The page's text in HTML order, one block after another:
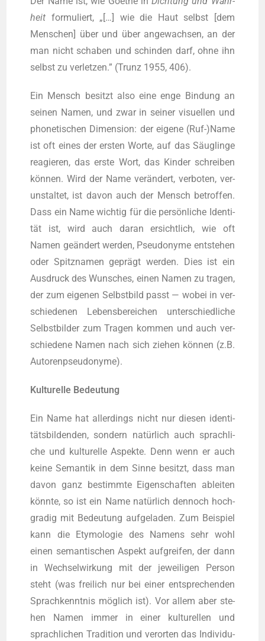
heit for­mu­liert, „[…] wie die Haut selbst [dem
Men­schen] über und über ange­wach­sen, an der
man nicht scha­ben und schin­den darf, ohne ihn
selbst zu ver­let­zen.” (Trunz 1955, 406).
Ein Mensch besitzt also eine enge Bin­dung an
sei­nen Namen, und zwar in sei­ner visu­el­len und
pho­ne­ti­schen Dimen­si­on: der eige­ne (Ruf-)Name
ist oft eines der ers­ten Wor­te, auf das Säug­lin­ge
reagie­ren, das ers­te Wort, das Kin­der schrei­ben
kön­nen. Wird der Name ver­än­dert, ver­bo­ten, ver­
un­stal­tet, ist davon auch der Mensch betrof­fen.
Dass ein Name wich­tig für die per­sön­li­che Iden­ti­
tät ist, wird auch dar­an ersicht­lich, wie oft
Namen geän­dert wer­den, Pseud­ony­me ent­ste­hen
oder Spitz­na­men geprägt wer­den. Dies ist ein
Aus­druck des Wun­sches, einen Namen zu tra­gen,
der zum eige­nen Selbst­bild passt — wobei in ver­
schie­de­nen Lebens­be­rei­chen unter­schied­li­che
Selbst­bil­der zum Tra­gen kom­men und auch ver­
schie­de­ne Namen nach sich zie­hen kön­nen (z.B.
Autorenpseudonyme).
Kul­tu­rel­le Bedeutung
Ein Name hat aller­dings nicht nur die­sen iden­ti­
täts­bil­den­den, son­dern natür­lich auch sprach­li­
che und kul­tu­rel­le Aspek­te. Denn wenn er auch
kei­ne Seman­tik in dem Sin­ne besitzt, dass man
davon ganz bestimm­te Eigen­schaf­ten ablei­ten
könn­te, so ist ein Name natür­lich den­noch hoch­
gra­dig mit Bedeu­tung auf­ge­la­den. Zum Bei­spiel
kann die Ety­mo­lo­gie des Namens sehr wohl
einen seman­ti­schen Aspekt auf­grei­fen, der dann
in Wech­sel­wir­kung mit der jewei­li­gen Per­son
steht (was frei­lich nur bei einer ent­spre­chen­den
Sprach­kennt­nis mög­lich ist). Vor allem aber ste­
hen Namen immer in einer kul­tu­rel­len und
sprach­li­chen Tra­di­ti­on und ver­or­ten das Indi­vi­du­